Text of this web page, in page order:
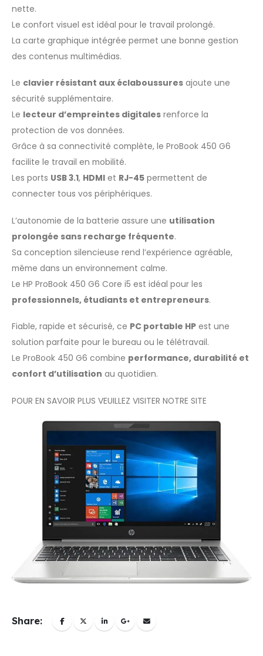
nette.
Le confort visuel est idéal pour le travail prolongé.
La carte graphique intégrée permet une bonne gestion
des contenus multimédias.
Le clavier résistant aux éclaboussures ajoute une
sécurité supplémentaire.
Le lecteur d’empreintes digitales renforce la
protection de vos données.
Grâce à sa connectivité complète, le ProBook 450 G6
facilite le travail en mobilité.
Les ports USB 3.1, HDMI et RJ-45 permettent de
connecter tous vos périphériques.
L’autonomie de la batterie assure une utilisation
prolongée sans recharge fréquente.
Sa conception silencieuse rend l’expérience agréable,
même dans un environnement calme.
Le HP ProBook 450 G6 Core i5 est idéal pour les
professionnels, étudiants et entrepreneurs.
Fiable, rapide et sécurisé, ce PC portable HP est une
solution parfaite pour le bureau ou le télétravail.
Le ProBook 450 G6 combine performance, durabilité et
confort d’utilisation au quotidien.
POUR EN SAVOIR PLUS VEUILLEZ VISITER NOTRE SITE
Share: